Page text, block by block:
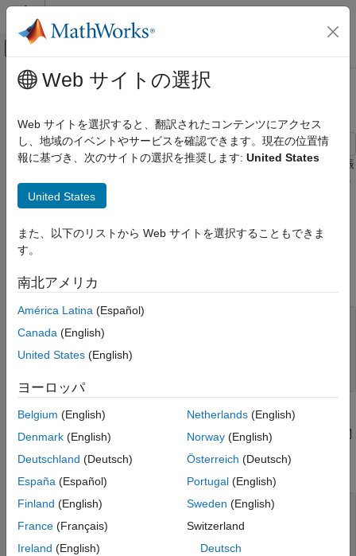
コンテンツへスキップ
オフキャンバス ナビゲーション メ
ドキュメンテーションのホーム
Signal Processing Toolbox
変換、相関、およびモデリング
項目一覧
参考
メインコンテンツ
単側波帯振幅変調
この例では、ヒルベルト変換を使用して信号の単側波帯 (SSB) 振
幅変調 (AM) を実行する方法を説明します。単側波帯 AM 信号の
帯域幅は、通常の AM 信号の帯域幅より狭くなります。
関数sincを使用してシミュレートされた広帯域信号のサンプル
ラジアン/サンプルの帯域幅を指定します。
n = 0:N-1;
bw = 1/4;
S/N 比が 20 dB となるホワイト ガウス ノイズを付加します。再
現可能な結果が必要な場合は、乱数発生器をリセットします。関
を使用して信号のパワー スペクトル密度 (PSD)
を推定します。
rng default
SNR = 20;
noise = randn(size(x))*std(x)/db2mag(SNR);
Web サイトの選択
Web サイトを選択すると、翻訳されたコンテンツにアクセス
し、地域のイベントやサービスを確認できます。現在の位置情
報に基づき、次のサイトの選択を推奨します: United States
United States
また、以下のリストから Web サイトを選択することもできま
す。
南北アメリカ
América Latina (Español)
Canada (English)
United States (English)
ヨーロッパ
Belgium (English)
Denmark (English)
Deutschland (Deutsch)
España (Español)
Finland (English)
France (Français)
Ireland (English)
Netherlands(English)
Norway(English)
Österreich (Deutsch)
Portugal(English)
Sweden (English)
Switzerland
Deutsch